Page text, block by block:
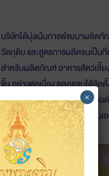
บริษัทได้มุ่งเน้นการพัฒนาผลิตภั
วัตถุดิบ และสูตรการผลิตจนเป็น
สำหรับผลิตภัณฑ์ อาหารสัตว์เลี้
ขึ้น อย่างต่อเนื่อง ตลอดจนได้จัด
ดำเนินการด้านการพัฒนา แบร
ภายใต้แบรนด์ผลิตภัณฑ์ ของตนเ
×